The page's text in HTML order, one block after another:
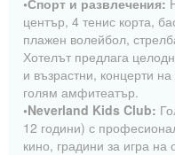
•Спорт и развлечения:
център, 4 тенис корта,
плажен волейбол,
Хотелът предлага
и възрастни, концерти
голям амфитеатър.
•Neverland Kids Club:
12 години) с
кино, градини за игра на